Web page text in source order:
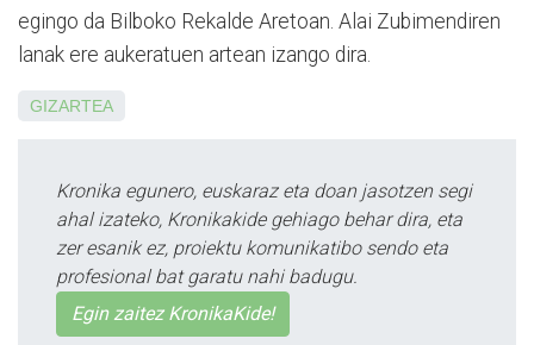
egingo da Bilboko Re­kalde Aretoan. Alai Zubimendiren
lanak ere aukeratuen artean izango dira.
GIZARTEA
Kronika egunero, euskaraz eta doan jasotzen segi
ahal izateko, Kronikakide gehiago behar dira, eta
zer esanik ez, proiektu komunikatibo sendo eta
profesional bat garatu nahi badugu.
Egin zaitez KronikaKide!